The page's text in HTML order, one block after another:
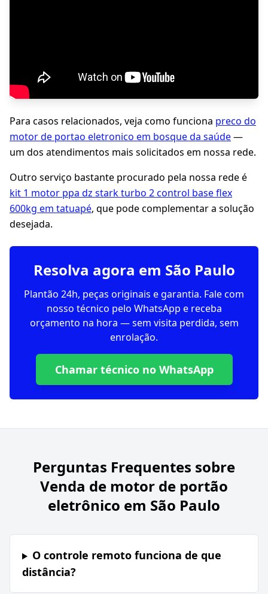
Para casos relacionados, veja como funciona preco do
motor de portao eletronico em bosque da saúde—
um dos atendimentos mais solicitados em nossa rede.
Outro serviço bastante procurado pela nossa rede é
kit 1 motor ppa dz stark turbo 2 control base flex
600kg em tatuapé, que pode complementar a solução
desejada.
Resolva agora em São Paulo
Plantão 24h, peças originais e garantia. Fale com
nosso técnico pelo WhatsApp e receba
orçamento na hora — sem visita perdida, sem
enrolação.
Chamar técnico no WhatsApp
Perguntas Frequentes sobre
Venda de motor de portão
eletrônico em São Paulo
O controle remoto funciona de que
distância?